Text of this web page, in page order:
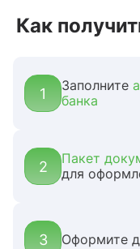
Как
1 Заполните
банка
2
Пакет
для
3 Оформите